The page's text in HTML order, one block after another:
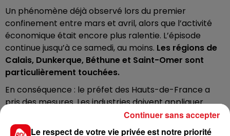
Un phénomène déjà observé lors du premier
confinement entre mars et avril, alors que l’activité
économique était encore plus ralentie. L’épisode
continue jusqu’à ce samedi, au moins. Les régions de
Calais, Dunkerque, Béthune et Saint-Omer sont
particulièrement touchées.
En conséquence : le préfet des Hauts-de-France a
pris des mesures. Les industries doivent appliquer
celles relevant du premier niveau d’alerte. Pour les
agriculteurs, les pratiques de l’écobuage et du brûlage
Le respect de votre vie privée est notre priorité
Continuer sans accepter